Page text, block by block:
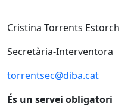
Cristina Torrents Estorch
Secretària-Interventora
torrentsec@diba.cat
És un servei obligatori